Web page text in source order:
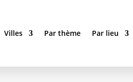
Villes Par thème Par lieu